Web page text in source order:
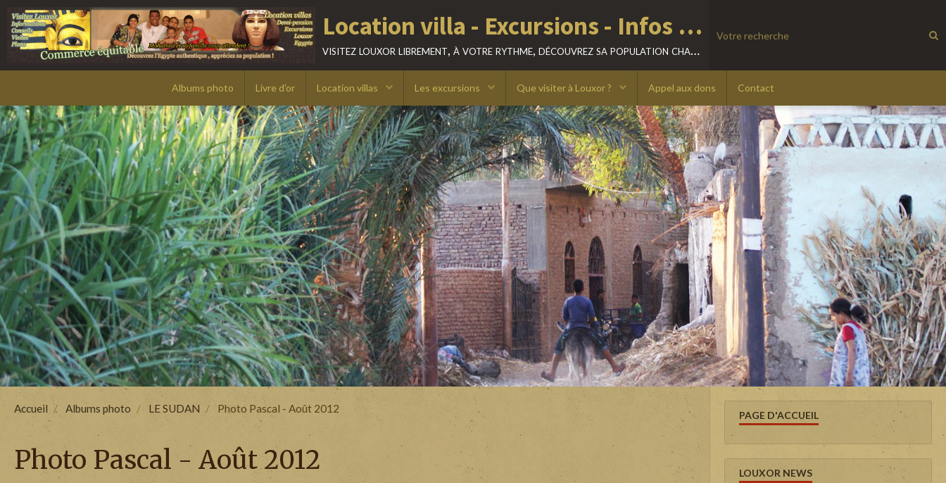
Location villa - Excursions - Infos sur LOUXOR - EGYPTE
visitez louxor librement, à votre rythme, découvrez sa population chaleureuse.
Albums photo Livre d'or Location villas Les excursions Que visiter à Louxor ? Appel aux dons Contact
Accueil Albums photo LE SUDAN Photo Pascal - Août 2012
Photo Pascal - Août 2012
PAGE D'ACCUEIL
LOUXOR NEWS